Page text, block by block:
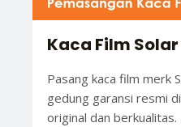
Kaca Film
Pasang kaca film merk
gedung garansi resmi
original dan berkualitas.